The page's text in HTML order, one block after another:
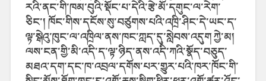
རའི་ནང་གི་ཁམ་བུའི་སྡོང་པ་དེའི་རྩེ་མོ་དགུང་ལ་རེག་
ཅིང་། ཁོང་གིས་དངོས་སུ་བཙུགས་པའི་འཁྲི་ཤིང་དེ་ཡང་ད་
ལྟ་སྒེའུ་ཁུང་ལ་འཁྲིལ་ནས་ཁང་ཀླད་དུ་སླེབས་འདུག ཀྱེ་མ།
ལས་ངན་གྱི་མི་འདི་ད་ལྟ་ཉིད་ནས་འདི་ཀའི་སྣོད་བཅུད་
མཐའ་དག་དང་ཁ་འབྲལ་དགོས་པར་གྱུར་པའི་ཁར་ཁོང་གི་